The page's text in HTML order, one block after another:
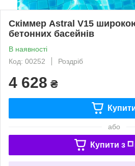
Скіммер Astral V15
бетонних басейнів
В наявності
Код: 00252
Роздріб
4 628 ₴
або
Купити з